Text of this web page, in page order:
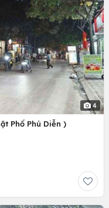
4
Phố Phú Diễn )